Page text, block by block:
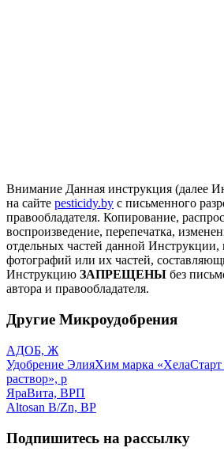
Внимание Данная инструкция (далее
на сайте pesticidy.by с письменного
правообладателя. Копирование,
воспроизведение, перепечатка,
отдельных частей данной Инструкции,
фотографий или их частей,
Инструкцию ЗАПРЕЩЕНЫ без
автора и правообладателя.
Другие Микроудобрения
АДОБ, Ж
Удобрение ЭлияХим марка
раствор», р
ЯраВита, ВРП
Altosan B/Zn, ВР
Подпишитесь на рассылку